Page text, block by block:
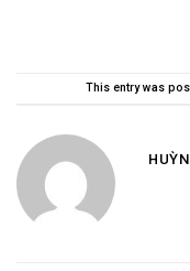
This entry was